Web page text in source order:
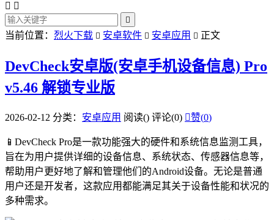
 

当前位置： 烈火下载  安卓软件  安卓应用  正文
DevCheck安卓版(安卓手机设备信息) Pro
v5.46 解锁专业版
2026-02-12 分类： 安卓应用 阅读() 评论(0) 赞(0)
📱DevCheck Pro是一款功能强大的硬件和系统信息监测工具，
旨在为用户提供详细的设备信息、系统状态、传感器信息等，
帮助用户更好地了解和管理他们的Android设备。无论是普通
用户还是开发者，这款应用都能满足其关于设备性能和状况的
多种需求。